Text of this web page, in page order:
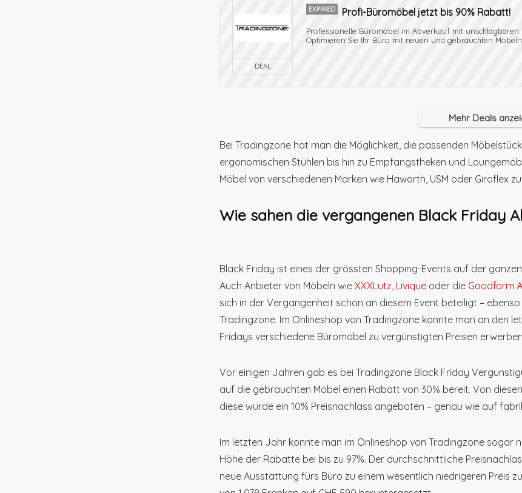
DEAL
EXPIRED Profi-Büromöbel jetzt bis 90% Rabatt!
Professionelle Büromöbel im Abverkauf mit unschlagbaren
Optimieren Sie Ihr Büro mit neuen und gebrauchten
Mehr Deals
Bei Tradingzone hat man die Möglichkeit, die passenden
ergonomischen Stühlen bis hin zu Empfangstheken und
Möbel von verschiedenen Marken wie Haworth, USM oder Giroflex
Wie sahen die vergangenen Black Friday
Black Friday ist eines der grössten Shopping-Events auf der
Auch Anbieter von Möbeln wie XXXLutz Livique oder die Goodform
sich in der Vergangenheit schon an diesem Event beteiligt – ebenso
Tradingzone. Im Onlineshop von Tradingzone konnte man an den
Fridays verschiedene Büromöbel zu vergünstigten Preisen
Vor einigen Jahren gab es bei Tradingzone Black Friday
auf die gebrauchten Möbel einen Rabatt von 30% bereit. Von
diese wurde ein 10% Preisnachlass angeboten – genau wie auf
Im letzten Jahr konnte man im Onlineshop von Tradingzone sogar
Höhe der Rabatte bei bis zu 97%. Der durchschnittliche
neue Ausstattung fürs Büro zu einem wesentlich niedrigeren Preis